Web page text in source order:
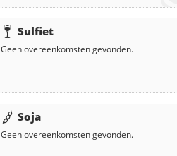
Sulfiet
Geen overeenkomsten gevonden.
Soja
Geen overeenkomsten gevonden.